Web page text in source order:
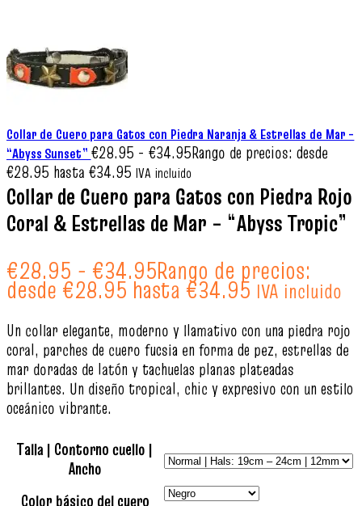
Collar de Cuero para Gatos con Piedra Naranja & Estrellas de Mar –
“Abyss Sunset” €28.95 - €34.95Rango de precios: desde
€28.95 hasta €34.95 IVA incluido
Collar de Cuero para Gatos con Piedra Rojo
Coral & Estrellas de Mar – “Abyss Tropic”
€28.95 - €34.95Rango de precios:
desde €28.95 hasta €34.95 IVA incluido
Un collar elegante, moderno y llamativo con una piedra rojo
coral, parches de cuero fucsia en forma de pez, estrellas de
mar doradas de latón y tachuelas planas plateadas
brillantes. Un diseño tropical, chic y expresivo con un estilo
oceánico vibrante.
Talla | Contorno cuello |
Ancho
Color básico del cuero